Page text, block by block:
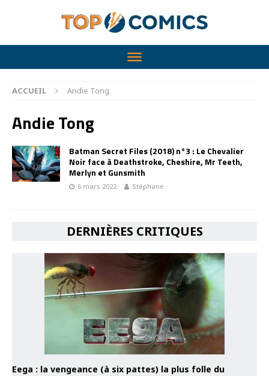
ACCUEIL Andie Tong
Andie Tong
Batman Secret Files (2018) n°3 : Le Chevalier
Noir face à Deathstroke, Cheshire, Mr Teeth,
Merlyn et Gunsmith
6 mars 2022 Stéphane
DERNIÈRES CRITIQUES
Eega : la vengeance (à six pattes) la plus folle du